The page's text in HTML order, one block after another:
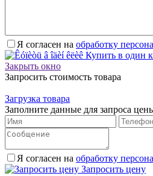
Я согласен на обработку
Купить в один
Закрыть окно
Запросить стоимость товара
Загрузка товара
Заполните данные для запроса
Я согласен на обработку
Запросить цену